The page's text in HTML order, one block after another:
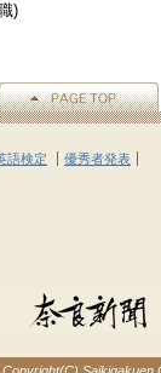
)
語検定
優秀者発表